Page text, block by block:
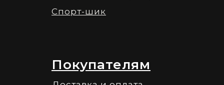
Покупателям
Спорт-шик